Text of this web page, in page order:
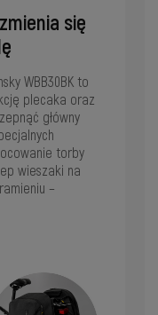
się
WBB30BK to
plecaka oraz
główny
torby
wieszaki na
–